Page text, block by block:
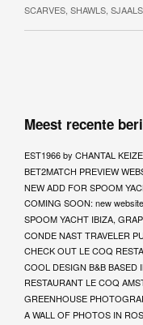
SCARVES, SHAWLS, SJAALS
Meest recente
EST1966 by CHANTAL
BET2MATCH PREVIEW
NEW ADD FOR SPOOM
COMING SOON: new
SPOOM YACHT IBIZA,
CONDE NAST TRAVELER
CHECK OUT LE COQ
COOL DESIGN B&B BASED
RESTAURANT LE COQ
GREENHOUSE
A WALL OF PHOTOS IN